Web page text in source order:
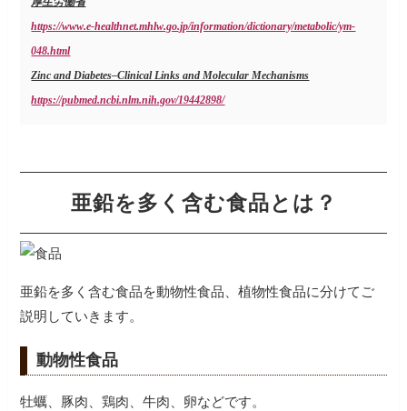
https://www.e-healthnet.mhlw.go.jp/information/dictionary/metabolic/ym-
048.html
Zinc and Diabetes–Clinical Links and Molecular Mechanisms
https://pubmed.ncbi.nlm.nih.gov/19442898/
亜鉛を多く含む食品とは？
亜鉛を多く含む食品を動物性食品、植物性食品に分けてご
説明していきます。
動物性食品
牡蠣、豚肉、鶏肉、牛肉、卵などです。